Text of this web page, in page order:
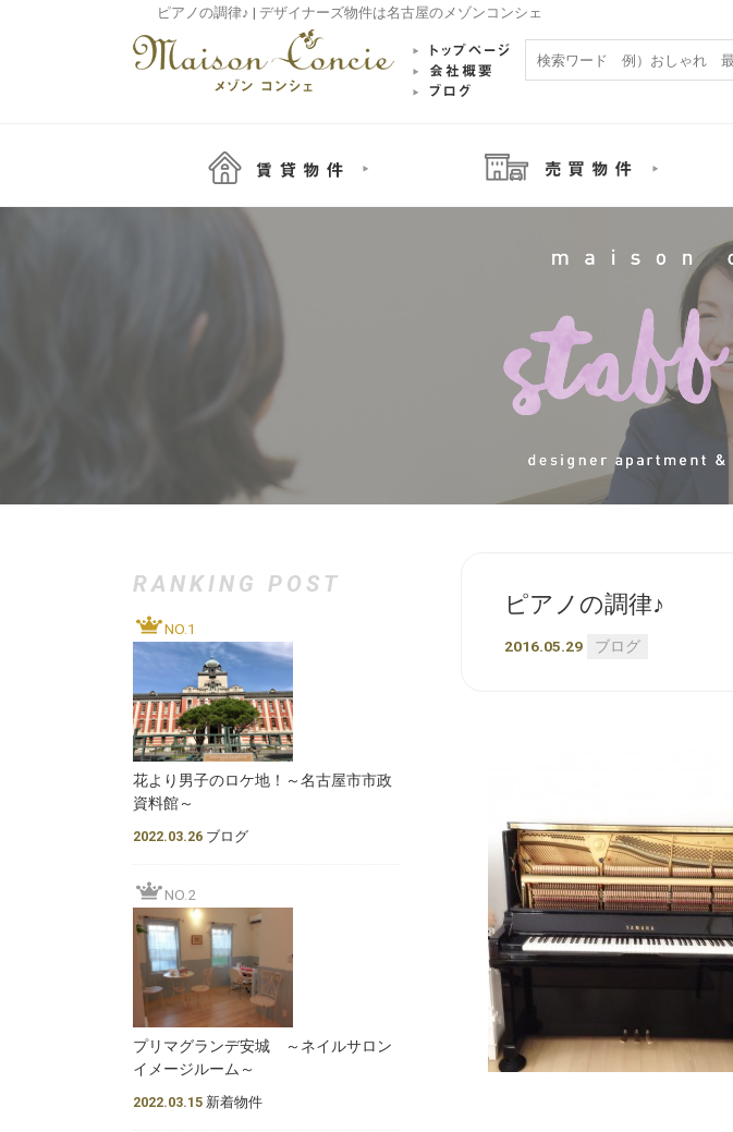
ピアノの調律♪ | デザイナーズ物件は名古屋のメゾンコンシェ
ピアノの調律♪
2016.05.29 ブログ
RANKING POST
NO.1
花より男子のロケ地！～名古屋市市政
資料館～
2022.03.26 ブログ
NO.2
プリマグランデ安城 ～ネイルサロン
イメージルーム～
2022.03.15 新着物件